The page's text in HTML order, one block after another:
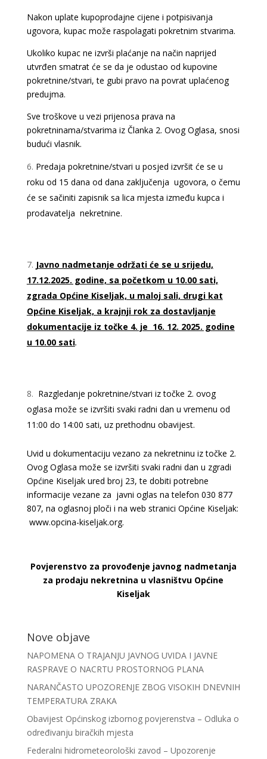
Nakon uplate kupoprodajne cijene i potpisivanja
ugovora, kupac može raspolagati pokretnim stvarima.
Ukoliko kupac ne izvrši plaćanje na način naprijed
utvrđen smatrat će se da je odustao od kupovine
pokretnine/stvari, te gubi pravo na povrat uplaćenog
predujma.
Sve troškove u vezi prijenosa prava na
pokretninama/stvarima iz Članka 2. Ovog Oglasa, snosi
budući vlasnik.
Predaja pokretnine/stvari u posjed izvršit će se u
roku od 15 dana od dana zaključenja ugovora, o čemu
će se sačiniti zapisnik sa lica mjesta između kupca i
prodavatelja nekretnine.
Javno nadmetanje održati će se u srijedu,
17.12.2025. godine, sa početkom u 10.00 sati,
zgrada Općine Kiseljak, u maloj sali, drugi kat
Općine Kiseljak, a krajnji rok za dostavljanje
dokumentacije iz točke 4. je 16. 12. 2025. godine
u 10.00 sati.
Razgledanje pokretnine/stvari iz točke 2. ovog
oglasa može se izvršiti svaki radni dan u vremenu od
11:00 do 14:00 sati, uz prethodnu obavijest.
Uvid u dokumentaciju vezano za nekretninu iz točke 2.
Ovog Oglasa može se izvršiti svaki radni dan u zgradi
Općine Kiseljak ured broj 23, te dobiti potrebne
informacije vezane za javni oglas na telefon 030 877
807, na oglasnoj ploči i na web stranici Općine Kiseljak:
www.opcina-kiseljak.org.
Povjerenstvo za provođenje javnog nadmetanja
za prodaju nekretnina u vlasništvu Općine
Kiseljak
Nove objave
NAPOMENA O TRAJANJU JAVNOG UVIDA I JAVNE
RASPRAVE O NACRTU PROSTORNOG PLANA
NARANČASTO UPOZORENJE ZBOG VISOKIH DNEVNIH
TEMPERATURA ZRAKA
Obavijest Općinskog izbornog povjerenstva – Odluka o
određivanju biračkih mjesta
Federalni hidrometeorološki zavod – Upozorenje